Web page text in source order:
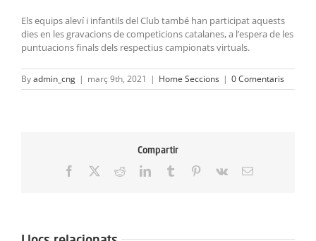
Els equips aleví i infantils del Club també han participat aquests
dies en les gravacions de competicions catalanes, a l’espera de les
puntuacions finals dels respectius campionats virtuals.
Byadmin_cng | març 9th, 2021 | Home Seccions | 0 Comentaris
Compartir
Facebook RedditLinkedInTumblr Pinterest
Vk Email: